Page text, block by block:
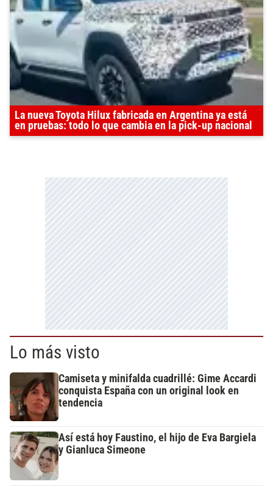
La nueva Toyota Hilux fabricada en Argentina ya está
en pruebas: todo lo que cambia en la pick-up nacional
Lo más visto
Camiseta y minifalda cuadrillé: Gime Accardi
conquista España con un original look en
tendencia
Así está hoy Faustino, el hijo de Eva Bargiela
y Gianluca Simeone